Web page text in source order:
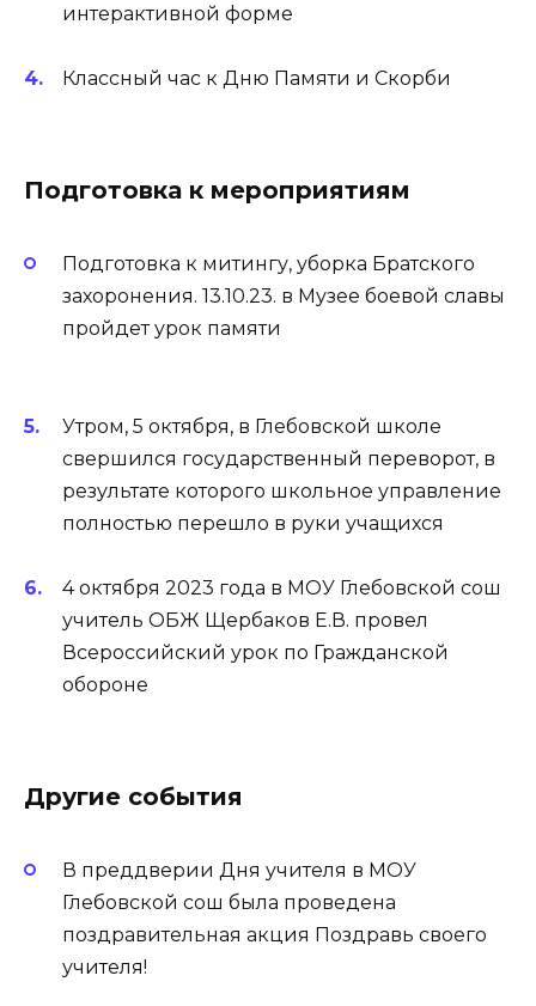
интерактивной форме
Классный час к Дню Памяти и Скорби
Подготовка к мероприятиям
Подготовка к митингу, уборка Братского
захоронения. 13.10.23. в Музее боевой славы
пройдет урок памяти
Утром, 5 октября, в Глебовской школе
свершился государственный переворот, в
результате которого школьное управление
полностью перешло в руки учащихся
4 октября 2023 года в МОУ Глебовской сош
учитель ОБЖ Щербаков Е.В. провел
Всероссийский урок по Гражданской
обороне
Другие события
В преддверии Дня учителя в МОУ
Глебовской сош была проведена
поздравительная акция Поздравь своего
учителя!